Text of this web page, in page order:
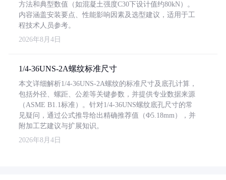
方法和典型数值（如混凝土强度C30下设计值约80kN）。
内容涵盖安装要点、性能影响因素及选型建议，适用于工
程技术人员参考。
2026年8月4日
1/4-36UNS-2A螺纹标准尺寸
本文详细解析1/4-36UNS-2A螺纹的标准尺寸及底孔计算，
包括外径、螺距、公差等关键参数，并提供专业数据来源
（ASME B1.1标准）。针对1/4-36UNS螺纹底孔尺寸的常
见疑问，通过公式推导给出精确推荐值（Φ5.18mm），并
附加工艺建议与扩展知识。
2026年8月4日